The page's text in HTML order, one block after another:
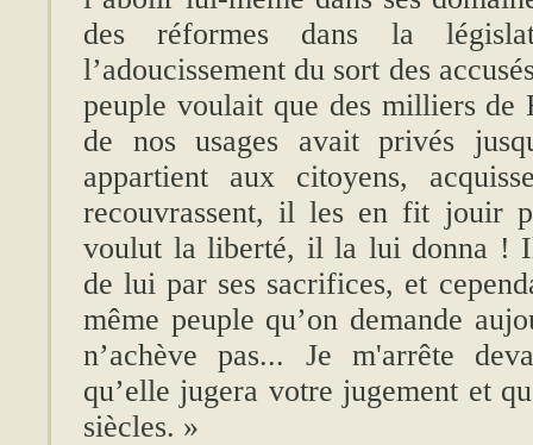
des réformes dans la
l’adoucissement du sort des
peuple voulait que des milliers de
de nos usages avait privés
appartient aux citoyens,
recouvrassent, il les en fit jouir
voulut la liberté, il la lui donna !
de lui par ses sacrifices, et
même peuple qu’on demande
n’achève pas... Je m'arrête
qu’elle jugera votre jugement et
siècles. »